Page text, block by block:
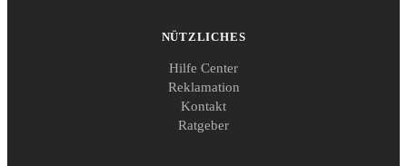
NÜTZLICHES
Hilfe Center
Reklamation
Kontakt
Ratgeber